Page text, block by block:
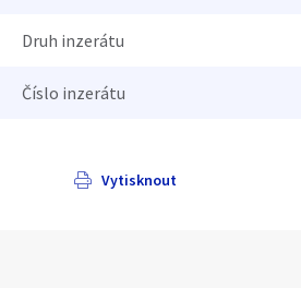
Druh inzerátu
Číslo inzerátu
Vytisknout